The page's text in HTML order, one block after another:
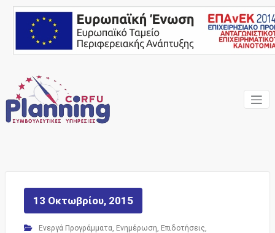
content
Ένας Σύμβουλος, δίπλα
13 Οκτωβρίου, 2015
Ενεργά Προγράμματα Ενημέρωση Επιδοτήσεις